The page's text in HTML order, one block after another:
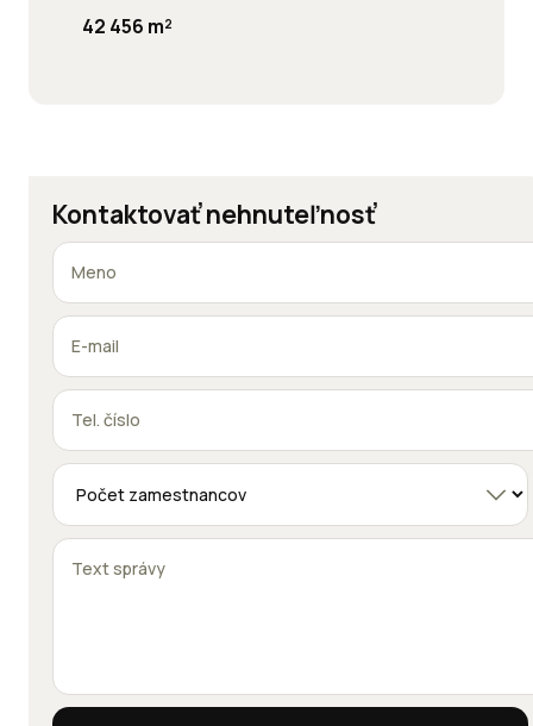
42 456 m²
Kontaktovať nehnuteľnosť